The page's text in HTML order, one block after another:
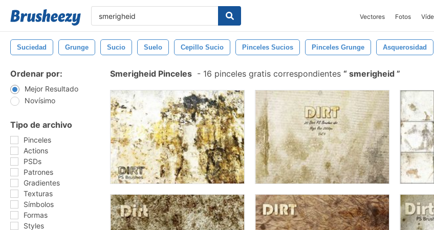
Vectores Fotos
Suciedad Grunge Sucio Suelo Cepillo Sucio Pinceles Sucios Pinceles Grunge Asquerosidad
Ordenar por:
Mejor Resultado
Novísimo
Tipo de archivo
Pinceles
Actions
PSDs
Patrones
Gradientes
Texturas
Símbolos
Formas
Styles
Smerigheid Pinceles - 16 pinceles gratis correspondientes smerigheid